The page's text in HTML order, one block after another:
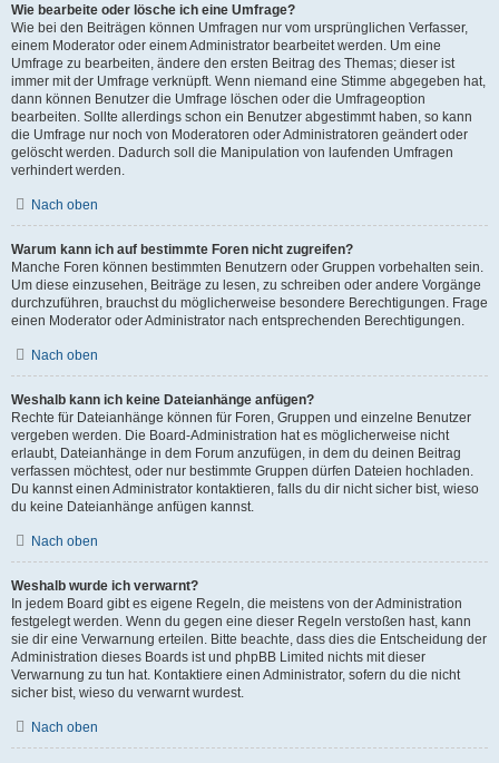
Wie bearbeite oder lösche ich eine Umfrage?
Wie bei den Beiträgen können Umfragen nur vom ursprünglichen Verfasser,
einem Moderator oder einem Administrator bearbeitet werden. Um eine
Umfrage zu bearbeiten, ändere den ersten Beitrag des Themas; dieser ist
immer mit der Umfrage verknüpft. Wenn niemand eine Stimme abgegeben hat,
dann können Benutzer die Umfrage löschen oder die Umfrageoption
bearbeiten. Sollte allerdings schon ein Benutzer abgestimmt haben, so kann
die Umfrage nur noch von Moderatoren oder Administratoren geändert oder
gelöscht werden. Dadurch soll die Manipulation von laufenden Umfragen
verhindert werden.
Nach oben
Warum kann ich auf bestimmte Foren nicht zugreifen?
Manche Foren können bestimmten Benutzern oder Gruppen vorbehalten sein.
Um diese einzusehen, Beiträge zu lesen, zu schreiben oder andere Vorgänge
durchzuführen, brauchst du möglicherweise besondere Berechtigungen. Frage
einen Moderator oder Administrator nach entsprechenden Berechtigungen.
Nach oben
Weshalb kann ich keine Dateianhänge anfügen?
Rechte für Dateianhänge können für Foren, Gruppen und einzelne Benutzer
vergeben werden. Die Board-Administration hat es möglicherweise nicht
erlaubt, Dateianhänge in dem Forum anzufügen, in dem du deinen Beitrag
verfassen möchtest, oder nur bestimmte Gruppen dürfen Dateien hochladen.
Du kannst einen Administrator kontaktieren, falls du dir nicht sicher bist, wieso
du keine Dateianhänge anfügen kannst.
Nach oben
Weshalb wurde ich verwarnt?
In jedem Board gibt es eigene Regeln, die meistens von der Administration
festgelegt werden. Wenn du gegen eine dieser Regeln verstoßen hast, kann
sie dir eine Verwarnung erteilen. Bitte beachte, dass dies die Entscheidung der
Administration dieses Boards ist und phpBB Limited nichts mit dieser
Verwarnung zu tun hat. Kontaktiere einen Administrator, sofern du die nicht
sicher bist, wieso du verwarnt wurdest.
Nach oben